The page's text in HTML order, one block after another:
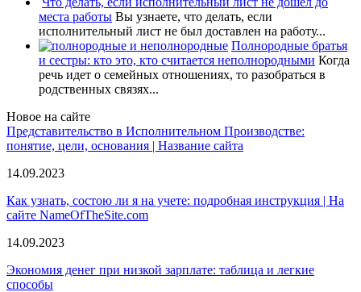
места работы Вы узнаете, что делать, если
исполнительный лист не был доставлен на работу...
Полнородные братья
и сестры: кто это, кто считается неполнородными Когда
речь идет о семейных отношениях, то разобраться в
родственных связях...
Новое на сайте
Представительство в Исполнительном Производстве:
понятие, цели, основания | Название сайта
14.09.2023
Как узнать, состою ли я на учете: подробная инструкция | На
сайте NameOfTheSite.com
14.09.2023
Экономия денег при низкой зарплате: таблица и легкие
способы